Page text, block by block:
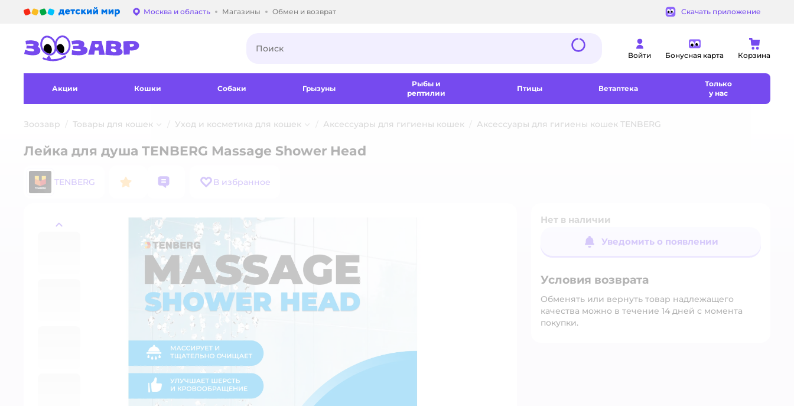
Выбор адреса доставки.
Москва и область Магазины Обмен и возврат Скачать приложение
Войти Бонусная карта Корзина
Акции Кошки Собаки Грызуны
Рыбы и
рептилии
Птицы Ветаптека
Только
у нас
Зоозавр Товары для кошек Уход и косметика для кошек Аксессуары для гигиены кошек Аксессуары для гигиены кошек TENBERG
назад
Лейка для душа TENBERG Massage Shower Head
TENBERG В избранное
Нет в наличии
Уведомить о появлении
Условия возврата
Обменять или вернуть товар надлежащего
качества можно в течение 14 дней с момента
покупки.